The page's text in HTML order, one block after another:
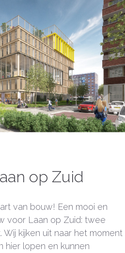
op Zuid
van bouw! Een mooi en
voor Laan op Zuid: twee
kijken uit naar het moment
hier lopen en kunnen